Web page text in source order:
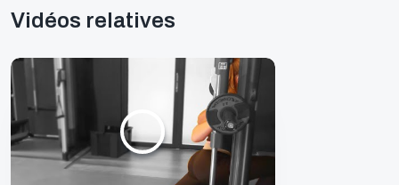
Vidéos relatives